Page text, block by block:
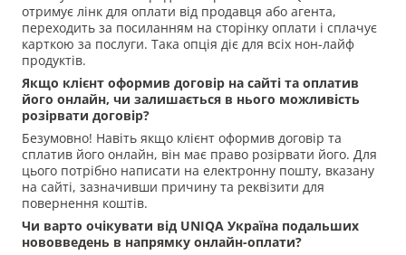
отримує лінк для оплати від продавця або агента,
переходить за посиланням на сторінку оплати і сплачує
карткою за послуги. Така опція діє для всіх нон-лайф
продуктів.
Якщо клієнт оформив договір на сайті та оплатив
його онлайн, чи залишається в нього можливість
розірвати договір?
Безумовно! Навіть якщо клієнт оформив договір та
сплатив його онлайн, він має право розірвати його. Для
цього потрібно написати на електронну пошту, вказану
на сайті, зазначивши причину та реквізити для
повернення коштів.
Чи варто очікувати від UNIQA Україна подальших
нововведень в напрямку онлайн-оплати?